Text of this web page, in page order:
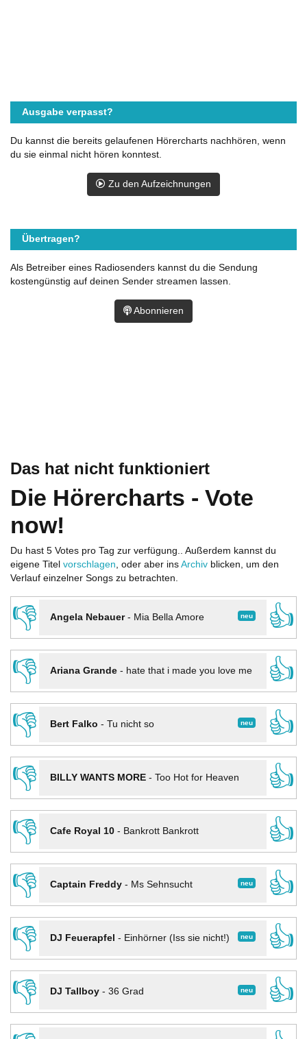
Das hat nicht funktioniert
Die Hörercharts - Vote
now!
Du hast 5 Votes pro Tag zur verfügung.. Außerdem kannst du
eigene Titel vorschlagen, oder aber ins Archiv blicken, um den
Verlauf einzelner Songs zu betrachten.
👎 neu
Angela Nebauer- Mia Bella Amore
👍
👎
Ariana Grande- hate that i made you love me
👍
👎
neu
Bert Falko - Tu nicht so
👍
👎
BILLY WANTS MORE- Too Hot for Heaven
👍
👎
Cafe Royal 10- Bankrott Bankrott
👍
👎
neu
Captain Freddy- Ms Sehnsucht
👍
👎
neu
DJ Feuerapfel - Einhörner (Iss sie nicht!)
👍
👎
neu
DJ Tallboy- 36 Grad
👍
Ausgabe verpasst?
Du kannst die bereits gelaufenen Hörercharts nachhören, wenn
du sie einmal nicht hören konntest.
Zu den Aufzeichnungen
Übertragen?
Als Betreiber eines Radiosenders kannst du die Sendung
kostengünstig auf deinen Sender streamen lassen.
Abonnieren